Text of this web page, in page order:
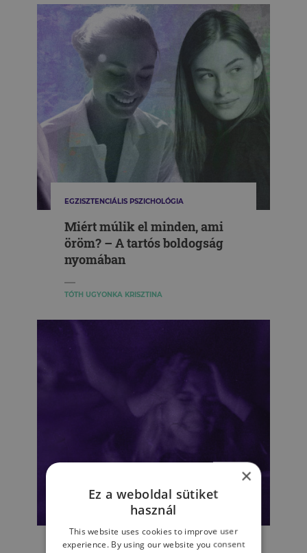
EGZISZTENCIÁLIS PSZICHOLÓGIA
Miért múlik el minden, ami
öröm? – A tartós boldogság
nyomában
TÓTH UGYONKA KRISZTINA
Így szelídítsd meg a dühödet!
×
Ez a weboldal sütiket
használ
This website uses cookies to improve user
experience. By using our website you consent